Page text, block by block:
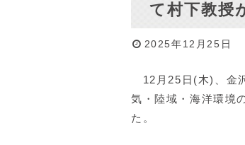
て村下教授
2025年12月25日
12月25日(木)、金
気・陸域・海洋環境
た。